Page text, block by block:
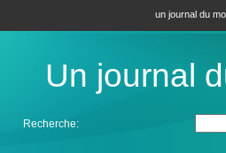
un journal du
Un journal
Recherche: